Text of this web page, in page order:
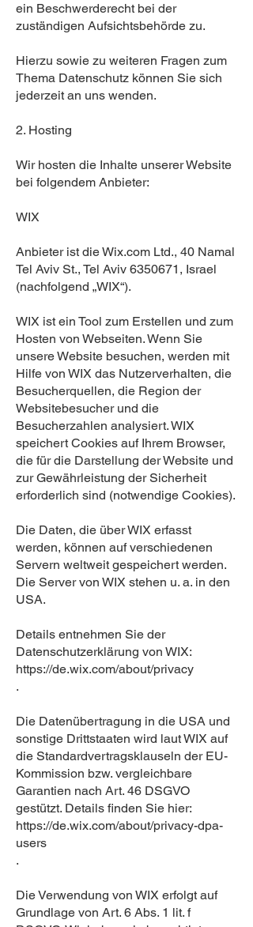
ein Beschwerderecht bei der
zuständigen Aufsichtsbehörde zu.
Hierzu sowie zu weiteren Fragen zum
Thema Datenschutz können Sie sich
jederzeit an uns wenden.
2. Hosting
Wir hosten die Inhalte unserer Website
bei folgendem Anbieter:
WIX
Anbieter ist die Wix.com Ltd., 40 Namal
Tel Aviv St., Tel Aviv 6350671, Israel
(nachfolgend „WIX“).
WIX ist ein Tool zum Erstellen und zum
Hosten von Webseiten. Wenn Sie
unsere Website besuchen, werden mit
Hilfe von WIX das Nutzerverhalten, die
Besucherquellen, die Region der
Websitebesucher und die
Besucherzahlen analysiert. WIX
speichert Cookies auf Ihrem Browser,
die für die Darstellung der Website und
zur Gewährleistung der Sicherheit
erforderlich sind (notwendige Cookies).
Die Daten, die über WIX erfasst
werden, können auf verschiedenen
Servern weltweit gespeichert werden.
Die Server von WIX stehen u. a. in den
USA.
Details entnehmen Sie der
Datenschutzerklärung von WIX:
https://de.wix.com/about/privacy
.
Die Datenübertragung in die USA und
sonstige Drittstaaten wird laut WIX auf
die Standardvertragsklauseln der EU-
Kommission bzw. vergleichbare
Garantien nach Art. 46 DSGVO
gestützt. Details finden Sie hier:
https://de.wix.com/about/privacy-dpa-
users
.
Die Verwendung von WIX erfolgt auf
Grundlage von Art. 6 Abs. 1 lit. f